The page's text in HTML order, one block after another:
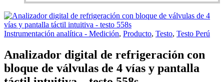
Instrumentación analítica - Medición, Producto, Testo, Testo Perú
Analizador digital de refrigeración con
bloque de válvulas de 4 vías y pantalla